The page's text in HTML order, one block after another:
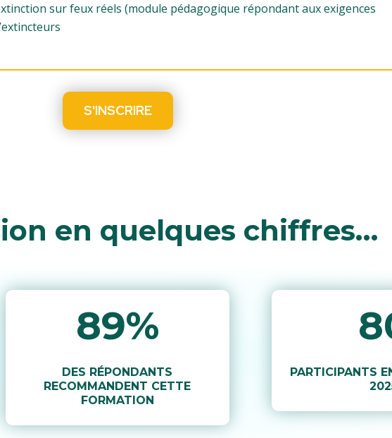
sur feux réels (module pédagogique répondant aux exigences
S'INSCRIRE
en quelques chiffres…
89%
DES RÉPONDANTS
RECOMMANDENT CETTE
FORMATION
PARTICIPANTS